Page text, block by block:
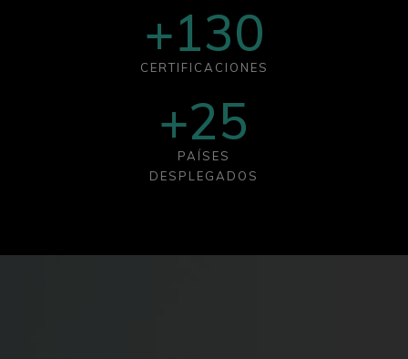
+130
CERTIFICACIONES
+25
PAÍSES
DESPLEGADOS